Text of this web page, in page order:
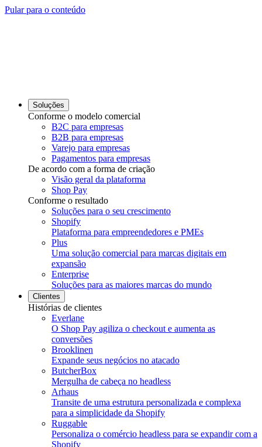
Pular para o conteúdo
Soluções
Conforme o modelo comercial
B2C para empresas
B2B para empresas
Varejo para empresas
Pagamentos para empresas
De acordo com a forma de criação
Visão geral da plataforma
Shop Pay
Conforme o resultado
Soluções para o seu crescimento
Shopify
Plataforma para empreendedores e PMEs
Plus
Uma solução comercial para marcas digitais em
expansão
Enterprise
Soluções para as maiores marcas do mundo
Clientes
Histórias de clientes
Everlane
O Shop Pay agiliza o checkout e aumenta as
conversões
Brooklinen
Expande seus negócios no atacado
ButcherBox
Mergulha de cabeça no headless
Arhaus
Transite de uma estrutura personalizada e complexa
para a simplicidade da Shopify
Ruggable
Personaliza o comércio headless para se expandir com a
Shopify